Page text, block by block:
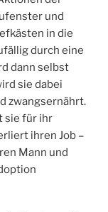
und
in die
durch eine
dann selbst
sie dabei
zwangsernährt.
sie für ihr
ihren Job –
Mann und